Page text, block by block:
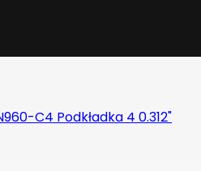
C4 Podkładka 4 0.312"